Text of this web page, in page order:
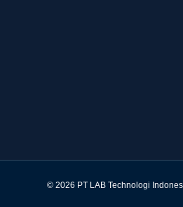
© 2026 PT LAB Technologi